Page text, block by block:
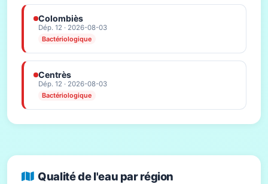
Colombiès
Dép. 12 · 2026-08-03
Bactériologique
Centrès
Dép. 12 · 2026-08-03
Bactériologique
Qualité de l'eau par région